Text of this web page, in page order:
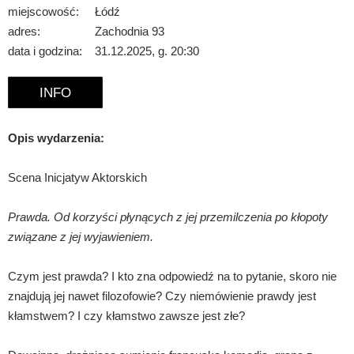
miejscowość:
Łódź
adres:
Zachodnia 93
data i godzina:
31.12.2025, g. 20:30
INFO
Opis wydarzenia:
Scena Inicjatyw Aktorskich
Prawda. Od korzyści płynących z jej przemilczenia po kłopoty
związane z jej wyjawieniem.
Czym jest prawda? I kto zna odpowiedź na to pytanie, skoro nie
znajdują jej nawet filozofowie? Czy niemówienie prawdy jest
kłamstwem? I czy kłamstwo zawsze jest złe?